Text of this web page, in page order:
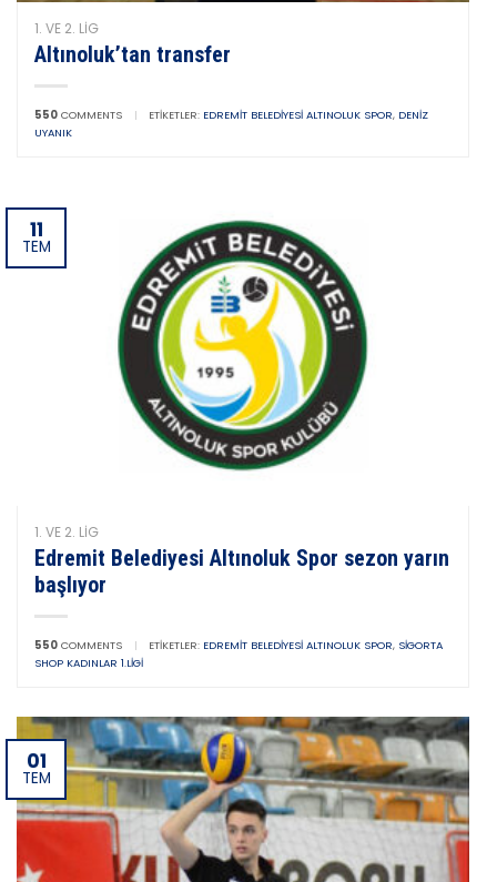
1. VE 2. LIG
Altınoluk’tan transfer
550 COMMENTS | ETIKETLER: EDREMIT BELEDIYESI ALTINOLUK SPOR, DENIZ
UYANIK
11
TEM
1. VE 2. LIG
Edremit Belediyesi Altınoluk Spor sezon yarın
başlıyor
550 COMMENTS | ETIKETLER: EDREMIT BELEDIYESI ALTINOLUK SPOR, SIGORTA
SHOP KADINLAR 1.LIGI
01
TEM